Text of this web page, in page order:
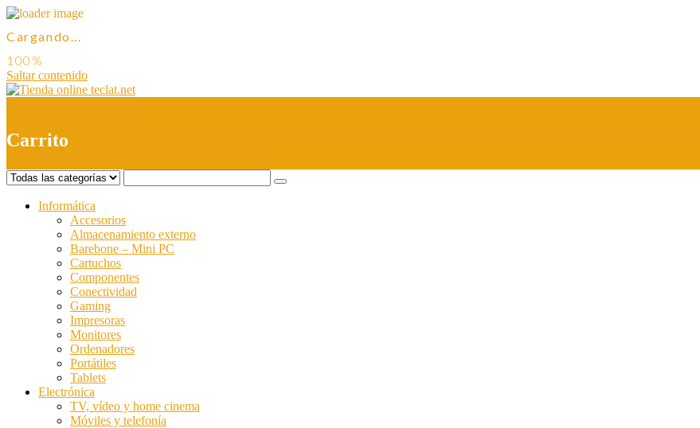
Cargando...
Saltar contenido
Carrito
Informática
Accesorios
Almacenamiento externo
Barebone – Mini PC
Cartuchos
Componentes
Conectividad
Gaming
Impresoras
Monitores
Ordenadores
Portátiles
Tablets
Electrónica
TV, vídeo y home cinema
Móviles y telefonía